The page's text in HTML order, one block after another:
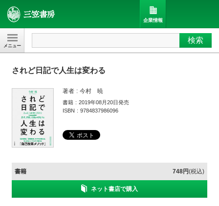
三笠書房 検索
企業情報
されど日記で人生は変わる
著者 今村 暁
書籍
2019年08月20日発売
ISBN
9784837986096
書籍 748円(税込)
ネット書店で購入